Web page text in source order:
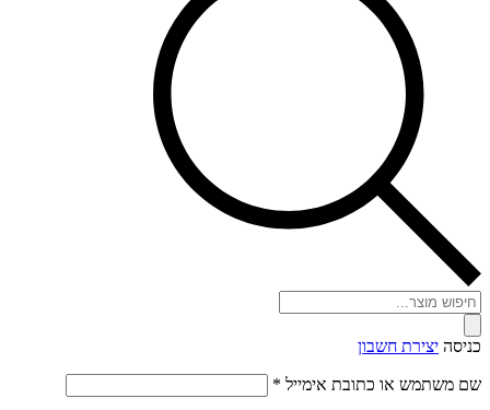
Products
search
כניסה יצירת חשבון
שם משתמש או כתובת אימייל *